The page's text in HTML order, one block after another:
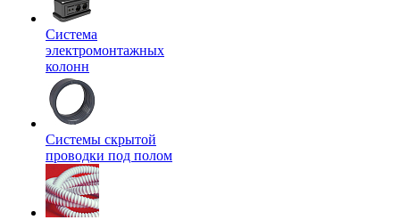
Система
электромонтажных
колонн
Системы скрытой
проводки под полом